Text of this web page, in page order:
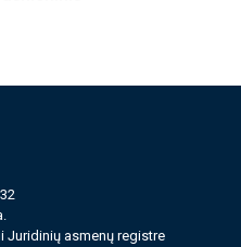
Juri­dinių asmenų reg­istre